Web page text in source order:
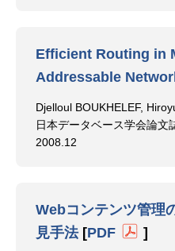
Efficient Routing in
Addressable
Djelloul BOUKHELEF,
日本データベース学会論文
2008.12
Webコンテンツ管理
見手法[PDF ]